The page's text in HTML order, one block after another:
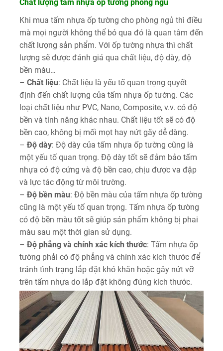
Chất lượng tấm nhựa ốp tường phòng ngủ
Khi mua tấm nhựa ốp tường cho phòng ngủ thì điều
mà mọi người không thể bỏ qua đó là quan tâm đến
chất lượng sản phẩm. Với ốp tường nhựa thì chất
lượng sẽ được đánh giá qua chất liệu, độ dày, độ
bền màu…
– Chất liệu: Chất liệu là yếu tố quan trọng quyết
định đến chất lượng của tấm nhựa ốp tường. Các
loại chất liệu như PVC, Nano, Composite, v.v. có độ
bền và tính năng khác nhau. Chất liệu tốt sẽ có độ
bền cao, không bị mối mọt hay nứt gãy dễ dàng.
–Độ dày: Độ dày của tấm nhựa ốp tường cũng là
một yếu tố quan trọng. Độ dày tốt sẽ đảm bảo tấm
nhựa có độ cứng và độ bền cao, chịu được va đập
và lực tác động từ môi trường.
–Độ bền màu: Độ bền màu của tấm nhựa ốp tường
cũng là một yếu tố quan trọng. Tấm nhựa ốp tường
có độ bền màu tốt sẽ giúp sản phẩm không bị phai
màu sau một thời gian sử dụng.
–Độ phẳng và chính xác kích thước: Tấm nhựa ốp
tường phải có độ phẳng và chính xác kích thước để
tránh tình trạng lắp đặt khó khăn hoặc gây nứt vỡ
trên tấm nhựa do lắp đặt không đúng kích thước.